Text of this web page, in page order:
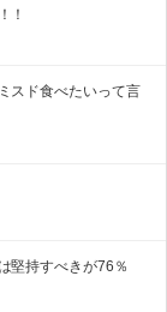
！
スド食べたいって言
堅持すべきが76％